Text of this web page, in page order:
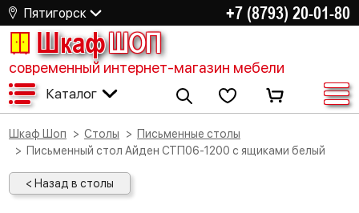
Пятигорск +7 (8793) 20-01-80
ШкафШОП
современный интернет-магазин мебели
Каталог
Шкаф Шоп Столы
Письменные столы
Письменный стол Айден СТП06-1200 с ящиками белый
< Назад в столы